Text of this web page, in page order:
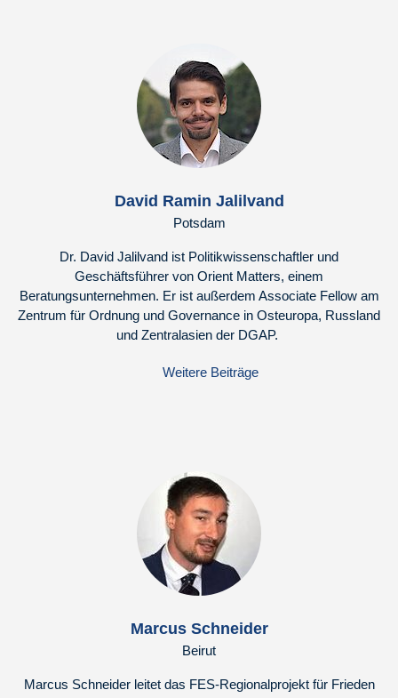
David Ramin Jalilvand
Potsdam
Dr. David Jalilvand ist Politikwissenschaftler und
Geschäftsführer von Orient Matters, einem
Beratungsunternehmen. Er ist außerdem Associate Fellow am
Zentrum für Ordnung und Governance in Osteuropa, Russland
und Zentralasien der DGAP.
Weitere Beiträge
Marcus Schneider
Beirut
Marcus Schneider leitet das FES-Regionalprojekt für Frieden